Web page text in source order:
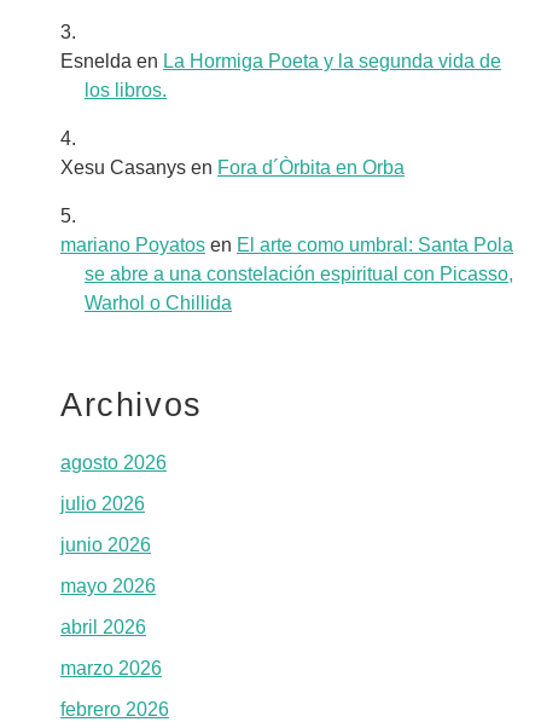
Esnelda en La Hormiga Poeta y la segunda vida de
los libros.
Xesu Casanys en Fora d´Òrbita en Orba
mariano Poyatos en El arte como umbral: Santa Pola
se abre a una constelación espiritual con Picasso,
Warhol o Chillida
Archivos
agosto 2026
julio 2026
junio 2026
mayo 2026
abril 2026
marzo 2026
febrero 2026